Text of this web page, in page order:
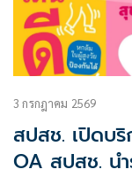
3 กรกฎาคม 2569
สปสช. เปิดบ
OA สปสช. น